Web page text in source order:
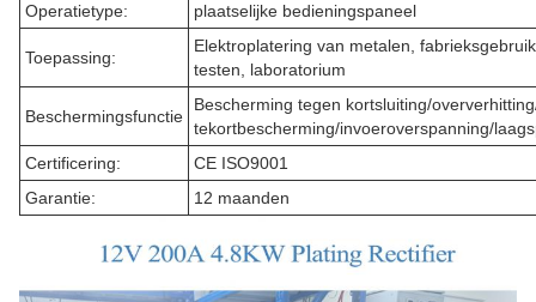
Operatietype:
plaatselijke bedieningspaneel
Toepassing:
Elektroplatering van metalen,
testen, laboratorium
Beschermingsfunctie
Bescherming tegen kortsluiting/
tekortbescherming/invoeroverspanning/
Certificering:
CE ISO9001
Garantie:
12 maanden